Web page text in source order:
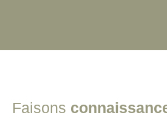
Faisons